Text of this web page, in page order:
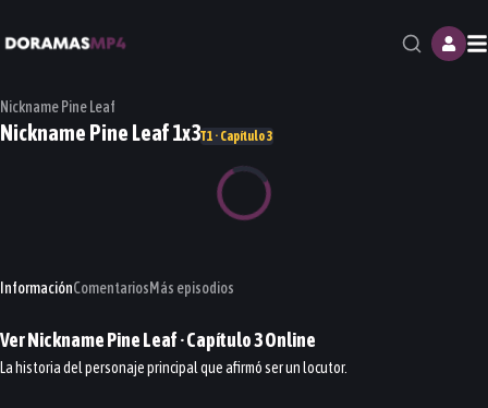
Nickname Pine Leaf
Nickname Pine Leaf 1x3T1 · Capítulo 3
InformaciónComentariosMás episodios
VerNickname Pine Leaf· Capítulo3Online
La historia del personaje principal que afirmó ser un locutor.